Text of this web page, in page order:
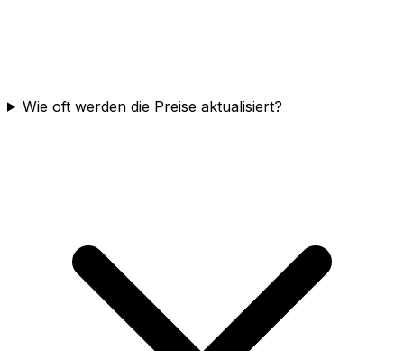
Wie oft werden die Preise aktualisiert?